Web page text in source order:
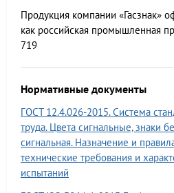
Продукция компании «Гасзнак»
как российская промышленная
719
Нормативные документы
ГОСТ 12.4.026-2015. Система
труда. Цвета сигнальные, знаки
сигнальная. Назначение и
технические требования и
испытаний